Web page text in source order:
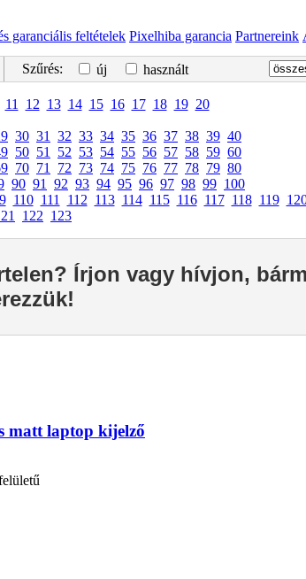
garanciális feltételek Pixelhiba garancia Partnereink
Szűrés: új használt
11 12 13 14 15 16 17 18 19 20
30 31 32 33 34 35 36 37 38 39 40
50 51 52 53 54 55 56 57 58 59 60
70 71 72 73 74 75 76 77 78 79 80
90 91 92 93 94 95 96 97 98 99 100
110 111 112 113 114 115 116 117 118 119
122 123
Írjon vagy hívjon,
matt laptop kijelző